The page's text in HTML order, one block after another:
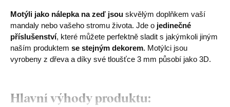
Motýli jako nálepka na zeď jsou skvělým doplňkem vaší
mandaly nebo vašeho stromu života. Jde o jedinečné
příslušenství, které můžete perfektně sladit s jakýmkoli jiným
naším produktem se stejným dekorem. Motýlci jsou
vyrobeny z dřeva a díky své tloušťce 3 mm působí jako 3D.
Hlavní výhody produktu: